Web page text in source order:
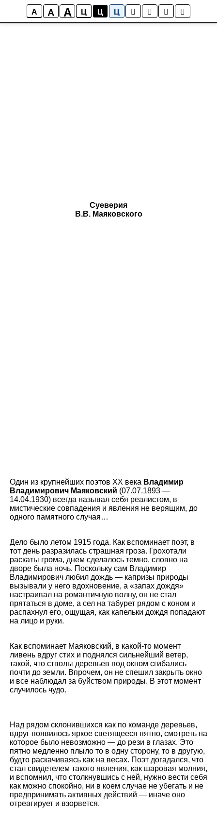
A A A Ц Ц Ц
Суеверия
В.В. Маяковского
Один из крупнейших поэтов XX века Владимир
Владимирович Маяковский (07.07.1893 —
14.04.1930) всегда называл себя реалистом, в
мистические совпадения и явления не верящим, до
одного памятного случая…
Дело было летом 1915 года. Как вспоминает поэт, в
тот день разразилась страшная гроза. Грохотали
раскаты грома, днем сделалось темно, словно на
дворе была ночь. Поскольку сам Владимир
Владимирович любил дождь — капризы природы
вызывали у него вдохновение, а «запах дождя»
настраивал на романтичную волну, он не стал
прятаться в доме, а сел на табурет рядом с коном и
распахнул его, ощущая, как капельки дождя попадают
на лицо и руки.
Как вспоминает Маяковский, в какой-то момент
ливень вдруг стих и поднялся сильнейший ветер,
такой, что стволы деревьев под окном сгибались
почти до земли. Впрочем, он не спешил закрыть окно
и все наблюдал за буйством природы. В этот момент
случилось чудо.
Над рядом склонившихся как по команде деревьев,
вдруг появилось яркое светящееся пятно, смотреть на
которое было невозможно — до рези в глазах. Это
пятно медленно плыло то в одну сторону, то в другую,
будто раскачиваясь как на весах. Поэт догадался, что
стал свидетелем такого явления, как шаровая молния,
и вспомнил, что столкнувшись с ней, нужно вести себя
как можно спокойно, ни в коем случае не убегать и не
предпринимать активных действий — иначе оно
отреагирует и взорвется.